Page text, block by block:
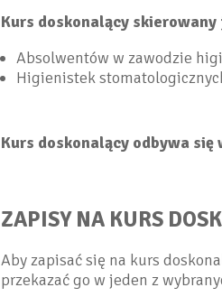
Kurs doskonalący
Absolwentów w zawodzie
Higienistek
Kurs doskonalący odbywa się
ZAPISY NA KURS
Aby zapisać się na kurs
przekazać go w jeden z